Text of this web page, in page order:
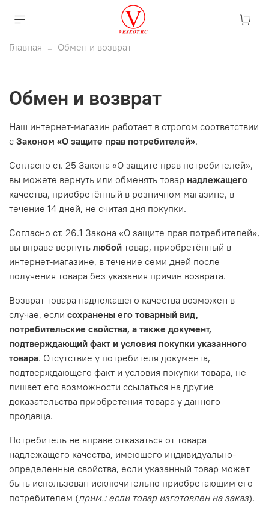
Главная Обмен и возврат
Обмен и возврат
Наш интернет-магазин работает в строгом соответствии
с Законом «О защите прав потребителей».
Согласно ст. 25 Закона «О защите прав потребителей»,
вы можете вернуть или обменять товар надлежащего
качества, приобретённый в розничном магазине, в
течение 14 дней, не считая дня покупки.
Согласно ст. 26.1 Закона «О защите прав потребителей»,
вы вправе вернуть любой товар, приобретённый в
интернет-магазине, в течение семи дней после
получения товара без указания причин возврата.
Возврат товара надлежащего качества возможен в
случае, если сохранены его товарный вид,
потребительские свойства, а также документ,
подтверждающий факт и условия покупки указанного
товара. Отсутствие у потребителя документа,
подтверждающего факт и условия покупки товара, не
лишает его возможности ссылаться на другие
доказательства приобретения товара у данного
продавца.
Потребитель не вправе отказаться от товара
надлежащего качества, имеющего индивидуально-
определенные свойства, если указанный товар может
быть использован исключительно приобретающим его
потребителем (прим.: если товар изготовлен на заказ).